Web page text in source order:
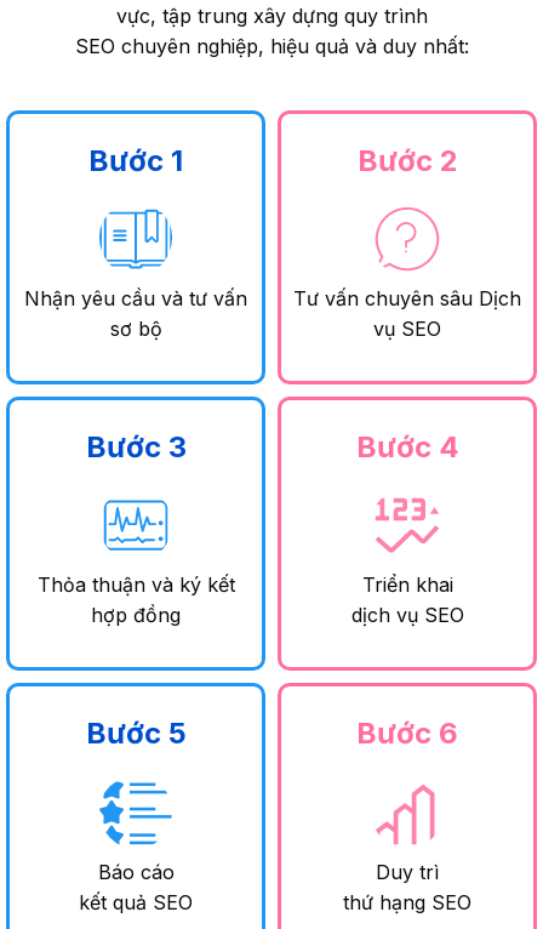
vực, tập trung xây dựng quy trình
SEO chuyên nghiệp, hiệu quả và duy nhất:
Bước 1
Nhận yêu cầu và tư vấn
sơ bộ
Bước 2
Tư vấn chuyên sâu Dịch
vụ SEO
Bước 3
Thỏa thuận và ký kết
hợp đồng
Bước 4
Triển khai
dịch vụ SEO
Bước 5
Báo cáo
kết quả SEO
Bước 6
Duy trì
thứ hạng SEO